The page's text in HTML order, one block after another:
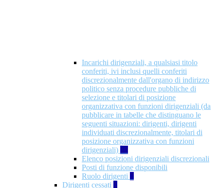
Incarichi dirigenziali, a qualsiasi titolo
conferiti, ivi inclusi quelli conferiti
discrezionalmente dall'organo di indirizzo
politico senza procedure pubbliche di
selezione e titolari di posizione
organizzativa con funzioni dirigenziali (da
pubblicare in tabelle che distinguano le
seguenti situazioni: dirigenti, dirigenti
individuati discrezionalmente, titolari di
posizione organizzativa con funzioni
dirigenziali) 10
Elenco posizioni dirigenziali discrezionali
Posti di funzione disponibili
Ruolo dirigenti 7
Dirigenti cessati 1